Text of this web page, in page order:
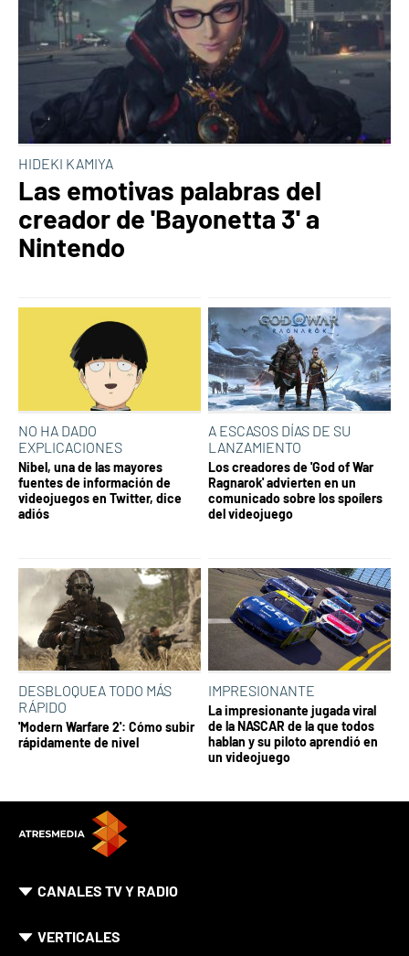
HIDEKI KAMIYA
Las emotivas palabras del
creador de 'Bayonetta 3' a
Nintendo
NO HA DADO
EXPLICACIONES
Nibel, una de las mayores
fuentes de información de
videojuegos en Twitter, dice
adiós
A ESCASOS DÍAS DE SU
LANZAMIENTO
Los creadores de 'God of War
Ragnarok' advierten en un
comunicado sobre los spoílers
del videojuego
DESBLOQUEA TODO MÁS
RÁPIDO
'Modern Warfare 2': Cómo subir
rápidamente de nivel
IMPRESIONANTE
La impresionante jugada viral
de la NASCAR de la que todos
hablan y su piloto aprendió en
un videojuego
CANALES TV Y RADIO
VERTICALES